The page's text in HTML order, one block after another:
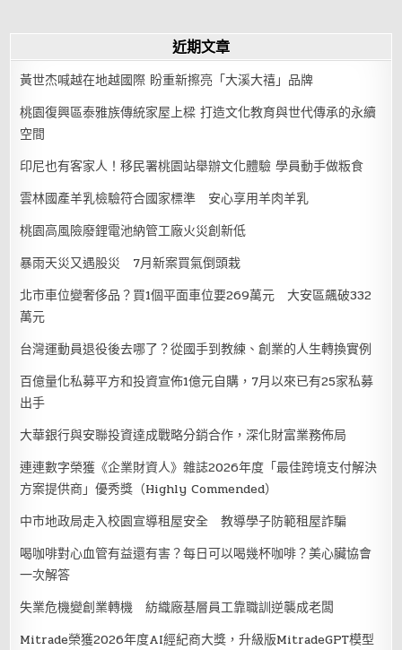
近期文章
黃世杰喊越在地越國際 盼重新擦亮「大溪大禧」品牌
桃園復興區泰雅族傳統家屋上樑 打造文化教育與世代傳承的永續
空間
印尼也有客家人！移民署桃園站舉辦文化體驗 學員動手做粄食
雲林國產羊乳檢驗符合國家標準 安心享用羊肉羊乳
桃園高風險廢鋰電池納管工廠火災創新低
暴雨天災又遇股災 7月新案買氣倒頭栽
北市車位變奢侈品？買1個平面車位要269萬元 大安區飆破332
萬元
台灣運動員退役後去哪了？從國手到教練、創業的人生轉換實例
百億量化私募平方和投資宣佈1億元自購，7月以來已有25家私募
出手
大華銀行與安聯投資達成戰略分銷合作，深化財富業務佈局
連連數字榮獲《企業財資人》雜誌2026年度「最佳跨境支付解決
方案提供商」優秀獎（Highly Commended）
中市地政局走入校園宣導租屋安全 教導學子防範租屋詐騙
喝咖啡對心血管有益還有害？每日可以喝幾杯咖啡？美心臟協會
一次解答
失業危機變創業轉機 紡織廠基層員工靠職訓逆襲成老闆
Mitrade榮獲2026年度AI經紀商大獎，升級版MitradeGPT模型